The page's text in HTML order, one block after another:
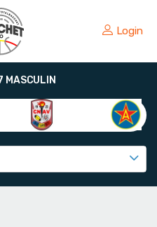
Login
MASCULIN